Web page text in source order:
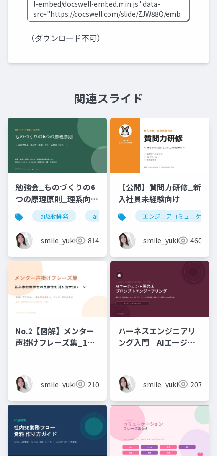
（ダウンロード不可）
関連スライド
勉強会_ものづくりの6
つの原理原則_理系向け
6時間_2026_05_24_
石黒友季子
ai駆動開発 ai
smile_yukiko_it814
【公開】質問力研修_新
入社員未経験向け
エンジニアコミュニケーシ
smile_yukiko_it460
No.2【図解】メンター
声掛けフレーズ集_18
smile_yukiko_it210
ハーネスエンジニアリ
ング入門 AIエージェ
smile_yukiko_it207